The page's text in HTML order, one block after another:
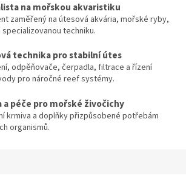
na mořskou akvaristiku
zaměřený na útesová akvária, mořské ryby,
specializovanou techniku.
technika pro stabilní útes
odpěňovače, čerpadla, filtrace a řízení
pro náročné reef systémy.
a péče pro mořské živočichy
krmiva a doplňky přizpůsobené potřebám
organismů.